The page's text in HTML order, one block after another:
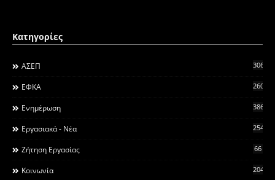
Κατηγορίες
ΑΣΕΠ 306
ΕΦΚΑ 260
Ενημέρωση 3868
Εργασιακά - Νέα 2546
Ζήτηση Εργασίας 66
Κοινωνία 2044